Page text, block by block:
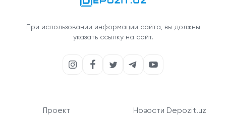
При использовании информации сайта, вы должны
указать ссылку на сайт.
Проект Новости Depozit.uz